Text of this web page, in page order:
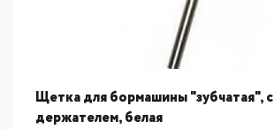
Щетка для бормашины "зубчатая", с
держателем, белая